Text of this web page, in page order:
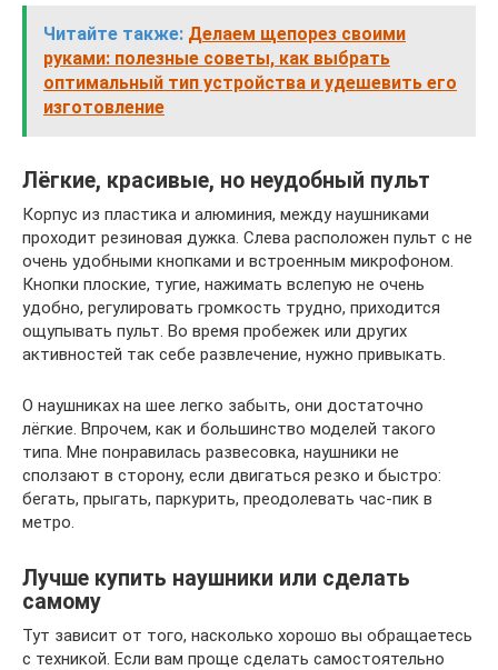
Читайте также: Делаем щепорез своими
руками: полезные советы, как выбрать
оптимальный тип устройства и удешевить его
изготовление
Лёгкие, красивые, но неудобный пульт
Корпус из пластика и алюминия, между наушниками
проходит резиновая дужка. Слева расположен пульт с не
очень удобными кнопками и встроенным микрофоном.
Кнопки плоские, тугие, нажимать вслепую не очень
удобно, регулировать громкость трудно, приходится
ощупывать пульт. Во время пробежек или других
активностей так себе развлечение, нужно привыкать.
О наушниках на шее легко забыть, они достаточно
лёгкие. Впрочем, как и большинство моделей такого
типа. Мне понравилась развесовка, наушники не
сползают в сторону, если двигаться резко и быстро:
бегать, прыгать, паркурить, преодолевать час-пик в
метро.
Лучше купить наушники или сделать
самому
Тут зависит от того, насколько хорошо вы обращаетесь
с техникой. Если вам проще сделать самостоятельно